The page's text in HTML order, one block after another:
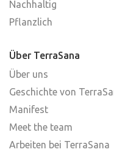
Nachhaltig
Pflanzlich
Über TerraSana
Über uns
Geschichte von
Manifest
Meet the team
Arbeiten bei TerraSana